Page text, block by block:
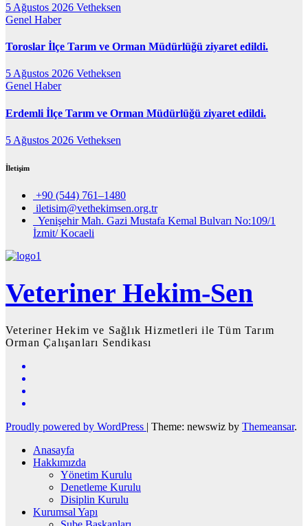
5 Ağustos 2026 Vetheksen
Genel Haber
Toroslar İlçe Tarım ve Orman Müdürlüğü ziyaret edildi.
5 Ağustos 2026 Vetheksen
Genel Haber
Erdemli İlçe Tarım ve Orman Müdürlüğü ziyaret edildi.
5 Ağustos 2026 Vetheksen
İletişim
+90 (544) 761–1480
iletisim@vethekimsen.org.tr
Yenişehir Mah. Gazi Mustafa Kemal Bulvarı No:109/1
İzmit/ Kocaeli
Veteriner Hekim-Sen
Veteriner Hekim ve Sağlık Hizmetleri ile Tüm Tarım
Orman Çalışanları Sendikası
Proudly powered by WordPress | Theme: newswiz by Themeansar.
Anasayfa
Hakkımızda
Yönetim Kurulu
Denetleme Kurulu
Disiplin Kurulu
Kurumsal Yapı